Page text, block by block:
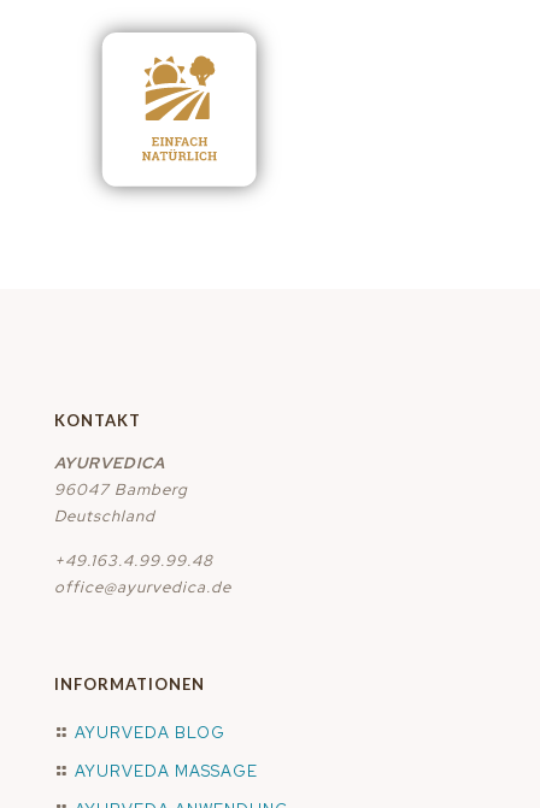
KONTAKT
AYURVEDICA
96047 Bamberg
Deutschland
+49.163.4.99.99.48
office@ayurvedica.de
INFORMATIONEN
AYURVEDA BLOG
AYURVEDA MASSAGE